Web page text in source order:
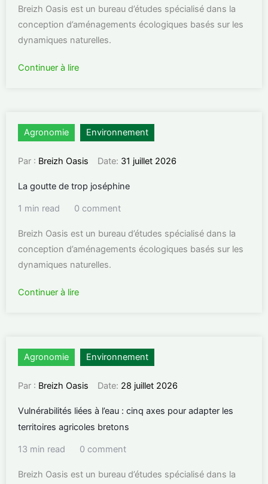
Breizh Oasis est un bureau d’études spécialisé dans la
conception d’aménagements écologiques basés sur les
dynamiques naturelles.
Continuer à lire
Agronomie Environnement
Par : Breizh Oasis Date: 31 juillet 2026
La goutte de trop joséphine
1 min read 0 comment
Breizh Oasis est un bureau d’études spécialisé dans la
conception d’aménagements écologiques basés sur les
dynamiques naturelles.
Continuer à lire
Agronomie Environnement
Par : Breizh Oasis Date: 28 juillet 2026
Vulnérabilités liées à l’eau : cinq axes pour adapter les
territoires agricoles bretons​
13 min read 0 comment
Breizh Oasis est un bureau d’études spécialisé dans la